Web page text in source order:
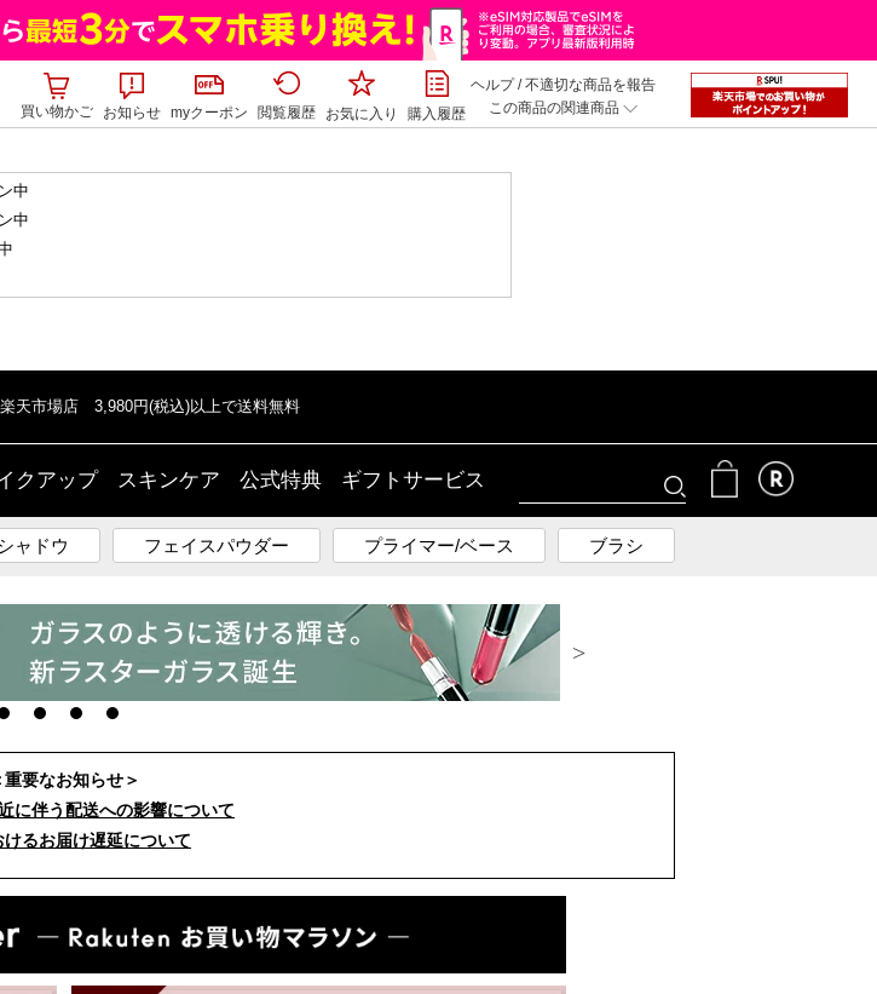
買い物かご
お知らせ myクーポン 閲覧履歴 お気に入り 購入履歴
ヘルプ/不適切な商品を報告
この商品の関連商品
中
中
天市場店 3,980円(税込)以上で送料無料
クアップ
イス
ダー
シーラー
イマー／ベース
チユース
イスキット
メイクアップ ツール
ブラシ専用クリーナー
その他ツール
仕上がりを長時間キープ
ミネラライズで楽しんで
スキンケア
レンジング／リムーバ
イスチャライザー
公式特典 ギフトサービス
ギフトラッピングサービス
ャドウ フェイスパウダー プライマー/ベース ブラシ
重要なお知らせ＞
に伴う配送への影響について
けるお届け遅延について